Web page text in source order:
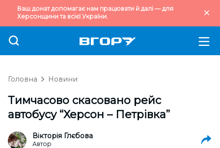
Ваш донат допомагає нам працювати й далі — для
Херсонщини та всієї України.
Головна Новини
Тимчасово скасовано рейс
автобусу “Херсон – Петрівка”
Вікторія Глєбова
Автор